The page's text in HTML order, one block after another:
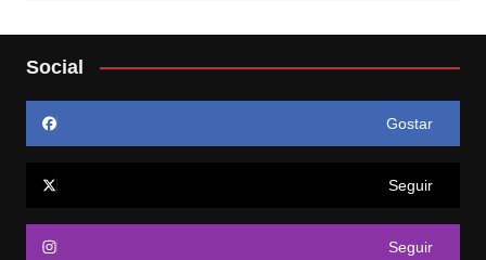
Social
Gostar
Seguir
Seguir